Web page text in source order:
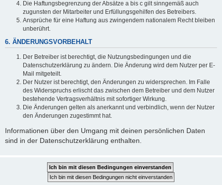
Die Haftungsbegrenzung der Absätze a bis c gilt sinngemäß auch
zugunsten der Mitarbeiter und Erfüllungsgehilfen des Betreibers.
Ansprüche für eine Haftung aus zwingendem nationalem Recht bleiben
unberührt.
6. ÄNDERUNGSVORBEHALT
Der Betreiber ist berechtigt, die Nutzungsbedingungen und die
Datenschutzerklärung zu ändern. Die Änderung wird dem Nutzer per E-
Mail mitgeteilt.
Der Nutzer ist berechtigt, den Änderungen zu widersprechen. Im Falle
des Widerspruchs erlischt das zwischen dem Betreiber und dem Nutzer
bestehende Vertragsverhältnis mit sofortiger Wirkung.
Die Änderungen gelten als anerkannt und verbindlich, wenn der Nutzer
den Änderungen zugestimmt hat.
Informationen über den Umgang mit deinen persönlichen Daten
sind in der Datenschutzerklärung enthalten.